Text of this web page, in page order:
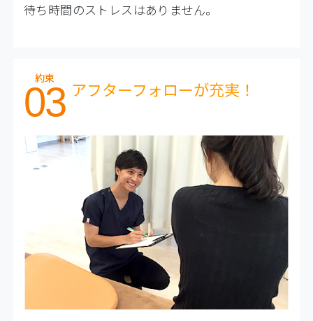
待ち時間のストレスはありません。
約束
03 アフターフォローが充実！